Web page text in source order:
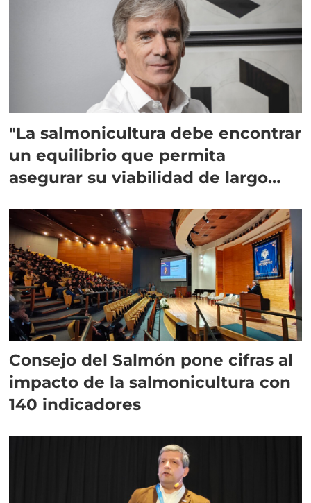
"La salmonicultura debe encontrar
un equilibrio que permita
asegurar su viabilidad de largo
Consejo del Salmón pone cifras al
impacto de la salmonicultura con
140 indicadores